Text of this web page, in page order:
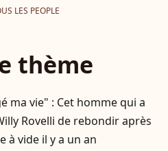
LES PEOPLE
thème
ma vie" : Cet homme qui a
Rovelli de rebondir après
à vide il y a un an